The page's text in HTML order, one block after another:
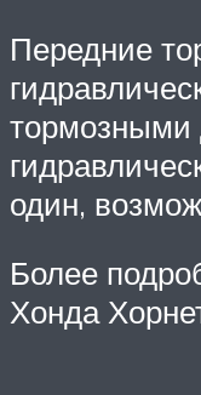
Передние
тормозными
один,
Более
Хонда